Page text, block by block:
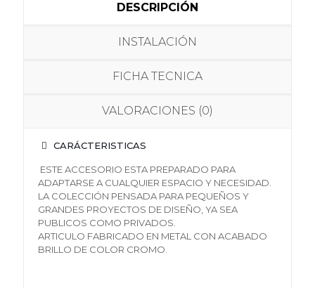
DESCRIPCIÓN
INSTALACIÓN
FICHA TECNICA
VALORACIONES (0)
CARÁCTERISTICAS
ESTE ACCESORIO ESTA PREPARADO PARA
ADAPTARSE A CUALQUIER ESPACIO Y NECESIDAD.
LA COLECCIÓN PENSADA PARA PEQUEÑOS Y
GRANDES PROYECTOS DE DISEÑO, YA SEA
PUBLICOS COMO PRIVADOS.
ARTICULO FABRICADO EN METAL CON ACABADO
BRILLO DE COLOR CROMO.